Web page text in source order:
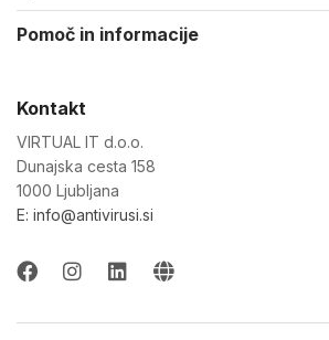
Pomoč in informacije
Kontakt
VIRTUAL IT d.o.o.
Dunajska cesta 158
1000 Ljubljana
E: info@antivirusi.si